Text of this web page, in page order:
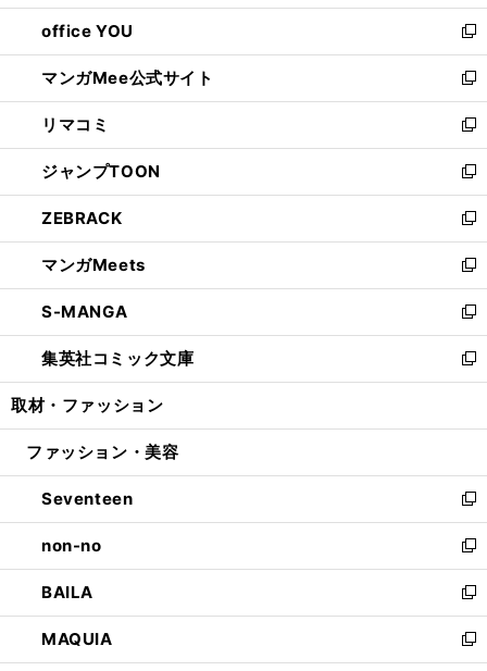
開
く
ウ
で
開
く
ウ
ィ
ン
ド
ウ
で
開
く
し
い
ウ
ィ
ン
ド
ウ
で
開
く
office YOU
新
し
い
ウ
ィ
ン
ド
ウ
で
開
く
マンガMee公式サイト
新
し
い
ウ
ィ
ン
ド
ウ
で
開
く
リマコミ
新
し
い
ウ
ィ
ン
ド
ウ
で
開
く
ジャンプTOON
新
し
い
ウ
ィ
ン
ド
ウ
で
開
ZEBRACK
新
し
い
ウ
ィ
ン
ド
ウ
開
マンガMeets
新
し
い
ウ
ィ
ン
ウ
開
く
S-MANGA
新
し
い
ウ
ン
ウ
で
開
く
集英社コミック文庫
新
し
ウ
ン
ド
ウ
で
開
く
取材・ファッション
ファッション・美容
Seventeen
新
し
い
ウ
ィ
ン
ド
ウ
non-no
新
し
い
ウ
ィ
ン
BAILA
新
し
い
ウ
MAQUIA
新
し